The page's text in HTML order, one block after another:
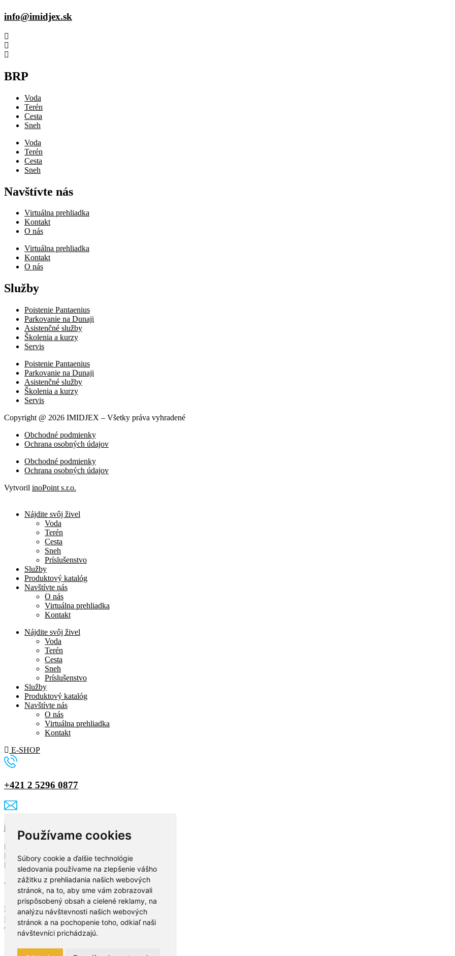
Používame cookies
Súbory cookie a ďalšie technológie
sledovania používame na zlepšenie vášho
zážitku z prehliadania našich webových
stránok, na to, aby sme vám zobrazovali
prispôsobený obsah a cielené reklamy, na
analýzu návštevnosti našich webových
stránok a na pochopenie toho, odkiaľ naši
návštevníci prichádzajú.
info@imidjex.sk
BRP
Voda
Terén
Cesta
Sneh
Voda
Terén
Cesta
Sneh
Navštívte nás
Virtuálna prehliadka
Kontakt
O nás
Virtuálna prehliadka
Kontakt
O nás
Služby
Poistenie Pantaenius
Parkovanie na Dunaji
Asistenčné služby
Školenia a kurzy
Servis
Poistenie Pantaenius
Parkovanie na Dunaji
Asistenčné služby
Školenia a kurzy
Servis
Copyright @ 2026 IMIDJEX – Všetky práva vyhradené
Obchodné podmienky
Ochrana osobných údajov
Obchodné podmienky
Ochrana osobných údajov
Vytvoril inoPoint s.r.o.
Nájdite svôj živel
Voda
Terén
Cesta
Sneh
Príslušenstvo
Služby
Produktový katalóg
Navštívte nás
O nás
Virtuálna prehliadka
Kontakt
Nájdite svôj živel
Voda
Terén
Cesta
Sneh
Príslušenstvo
Služby
Produktový katalóg
Navštívte nás
O nás
Virtuálna prehliadka
Kontakt
E-SHOP
+421 2 5296 0877
info@imidjex.sk
Vyplňte formulár
Meno a priezvisko
Email
Telefón